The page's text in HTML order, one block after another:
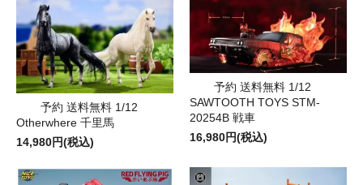
予約 送料無料 1/12
Otherwhere 千里馬
14,980円(税込)
予約 送料無料 1/12
SAWTOOTH TOYS STM-
20254B 戦車
16,980円(税込)